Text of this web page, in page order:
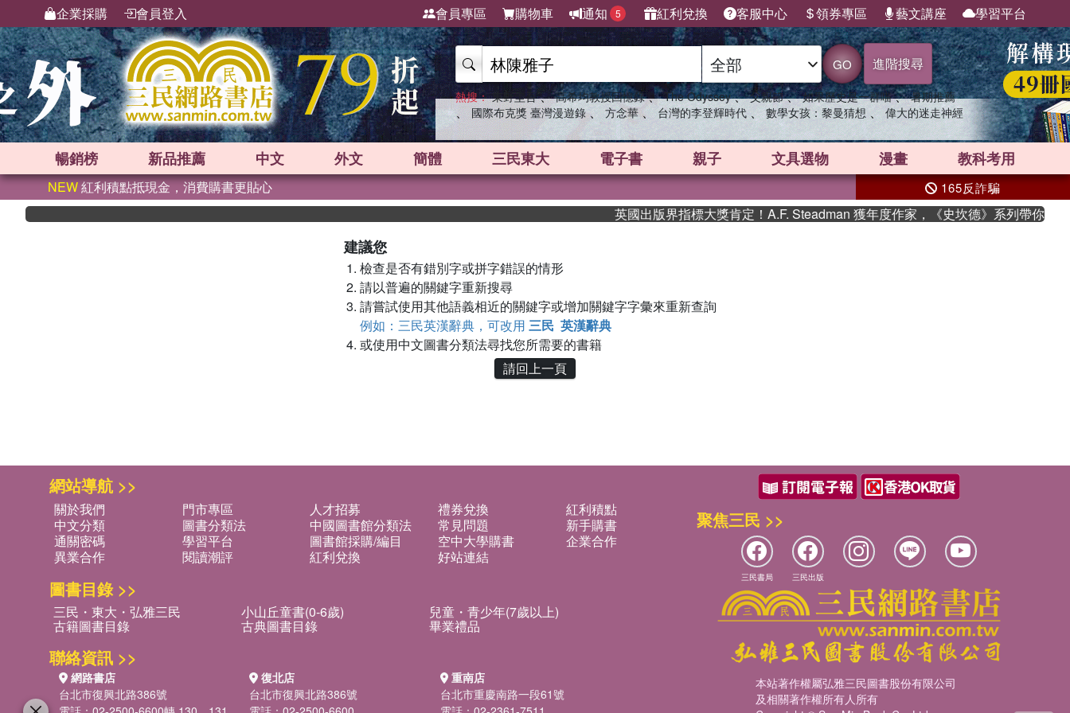
企業採購 會員登入 會員專區 購物車 通知 5 紅利兌換 客服中心 領券專區 藝文講座 學習平台
GO 進階搜尋
熱搜： 東野圭吾 、 高希均教授回憶錄 、 The Odyssey 、 父親節 、 如果歷史是一群喵 、 暑期推薦
、 國際布克獎 臺灣漫遊錄 、 方念華 、 台灣的李登輝時代 、 數學女孩：黎曼猜想 、 偉大的迷走神經
暢銷榜 新品推薦 中文 外文 簡體 三民東大 電子書 親子 文具選物 漫畫 教科考用
NEW紅利積點抵現金，消費購書更貼心 165反詐騙
英國出版界指標大獎肯定！A.F. Steadman 獲年度作家，《史坎德》系列帶你踏上
建議您
檢查是否有錯別字或拼字錯誤的情形
請以普遍的關鍵字重新搜尋
請嘗試使用其他語義相近的關鍵字或增加關鍵字字彙來重新查詢
例如：三民英漢辭典，可改用 三民 英漢辭典
或使用中文圖書分類法尋找您所需要的書籍
請回上一頁
網站導航 >>
關於我們 門市專區 人才招募 禮券兌換
紅利積點
中文分類
圖書分類法 中國圖書館分類法 常見問題
新手購書
通關密碼
學習平台 圖書館採購/編目 空中大學購書
企業合作
異業合作
閱讀潮評 紅利兌換 好站連結
圖書目錄 >>
三民・東大・弘雅三民 小山丘童書(0-6歲) 兒童・青少年(7歲以上)
古籍圖書目錄 古典圖書目錄 畢業禮品
聯絡資訊 >>
網路書店
台北市復興北路386號
復北店
台北市復興北路386號
重南店
台北市重慶南路一段61號
聚焦三民 >>
三民書局 三民出版
本站著作權屬弘雅三民圖書股份有限公司
及相關著作權所有人所有